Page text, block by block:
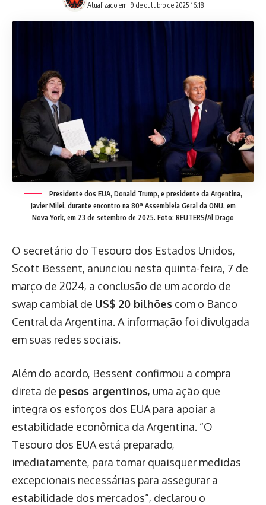
Atualizado em: 9 de outubro de 2025 16:18
Presidente dos EUA, Donald Trump, e presidente da Argentina,
Javier Milei, durante encontro na 80ª Assembleia Geral da ONU, em
Nova York, em 23 de setembro de 2025. Foto: REUTERS/Al Drago
O secretário do Tesouro dos Estados Unidos,
Scott Bessent, anunciou nesta quinta-feira, 7 de
março de 2024, a conclusão de um acordo de
swap cambial de US$ 20 bilhões com o Banco
Central da Argentina. A informação foi divulgada
em suas redes sociais.
Além do acordo, Bessent confirmou a compra
direta de pesos argentinos, uma ação que
integra os esforços dos EUA para apoiar a
estabilidade econômica da Argentina. “O
Tesouro dos EUA está preparado,
imediatamente, para tomar quaisquer medidas
excepcionais necessárias para assegurar a
estabilidade dos mercados”, declarou o